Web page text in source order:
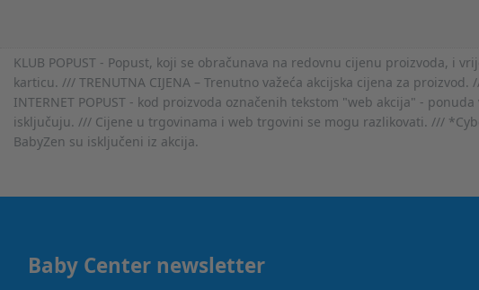
KLUB POPUST - Popust, koji se obračunava na redovnu cijenu proizvoda, i
karticu. /// TRENUTNA CIJENA – Trenutno važeća akcijska cijena za
INTERNET POPUST - kod proizvoda označenih tekstom "web akcija" -
isključuju. /// Cijene u trgovinama i web trgovini se mogu razlikovati. ///
BabyZen su isključeni iz akcija.
Baby Center newsletter